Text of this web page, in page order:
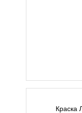
Краска